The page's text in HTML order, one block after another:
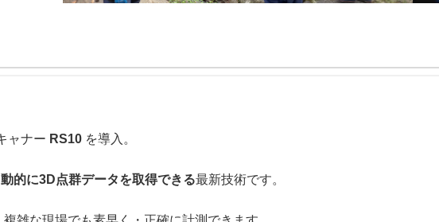
ャナー RS10 を導入。
的に3D点群データを取得できる最新技術です。